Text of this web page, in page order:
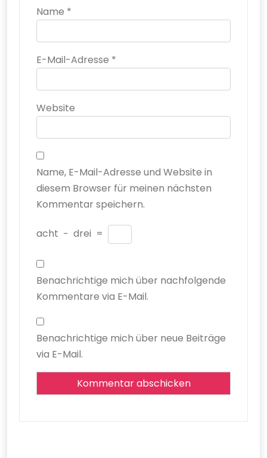
Name *
E-Mail-Adresse *
Website
Name, E-Mail-Adresse und Website in
diesem Browser für meinen nächsten
Kommentar speichern.
acht − drei =
Benachrichtige mich über nachfolgende
Kommentare via E-Mail.
Benachrichtige mich über neue Beiträge
via E-Mail.